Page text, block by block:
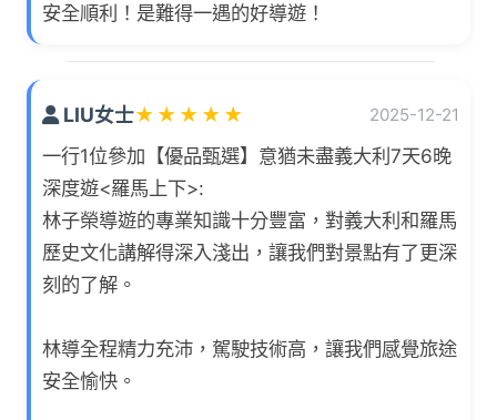
安全順利！是難得一遇的好導遊！
LIU女士★ ★ ★ ★ ★ 2025-12-21
一行1位參加【優品甄選】意猶未盡義大利7天6晚
深度遊<羅馬上下>:
林子榮導遊的專業知識十分豐富，對義大利和羅馬
歷史文化講解得深入淺出，讓我們對景點有了更深
刻的了解。
林導全程精力充沛，駕駛技術高，讓我們感覺旅途
安全愉快。